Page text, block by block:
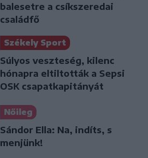
balesetre a csíkszeredai
családfő
Székely Sport
Súlyos veszteség, kilenc
hónapra eltiltották a Sepsi
OSK csapatkapitányát
Nőileg
Sándor Ella: Na, indíts, s
menjünk!